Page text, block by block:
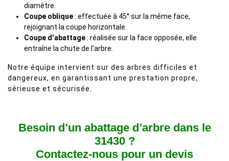
diamètre.
Coupe oblique: effectuée à 45° sur la même face,
rejoignant la coupe horizontale.
Coupe d’abattage: réalisée sur la face opposée, elle
entraîne la chute de l’arbre.
Notre équipe intervient sur des arbres difficiles et
dangereux, en garantissant une prestation propre,
sérieuse et sécurisée.
Besoin d’un abattage d’arbre dans le
31430 ?
Contactez-nous pour un devis